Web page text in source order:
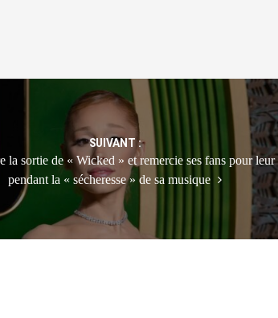
SUIVANT :
la sortie de « Wicked » et remercie ses fans pour leur
pendant la « sécheresse » de sa musique